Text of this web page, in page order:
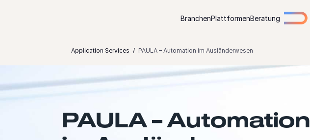
BranchenPlattformenBeratung
Application Services PAULA – Automation im Ausländerwesen
PAULA – Automation